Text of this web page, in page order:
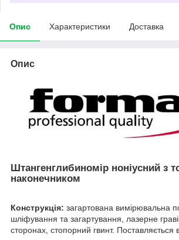
Опис Характеристики Доставка
Опис
Штангенглибиномір ноніусний з
наконечником
Конструкція: загартована вимірювальна
шліфування та загартування, лазерне
сторонах, стопорний гвинт. Поставляється в